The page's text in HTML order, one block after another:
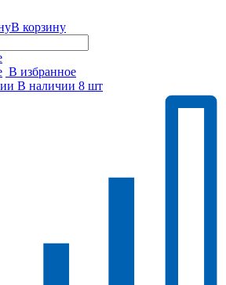
В корзину
В избранное
В наличии 8 шт